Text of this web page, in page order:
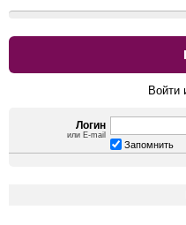
Войти
Логин
или E-mail
Запомнить